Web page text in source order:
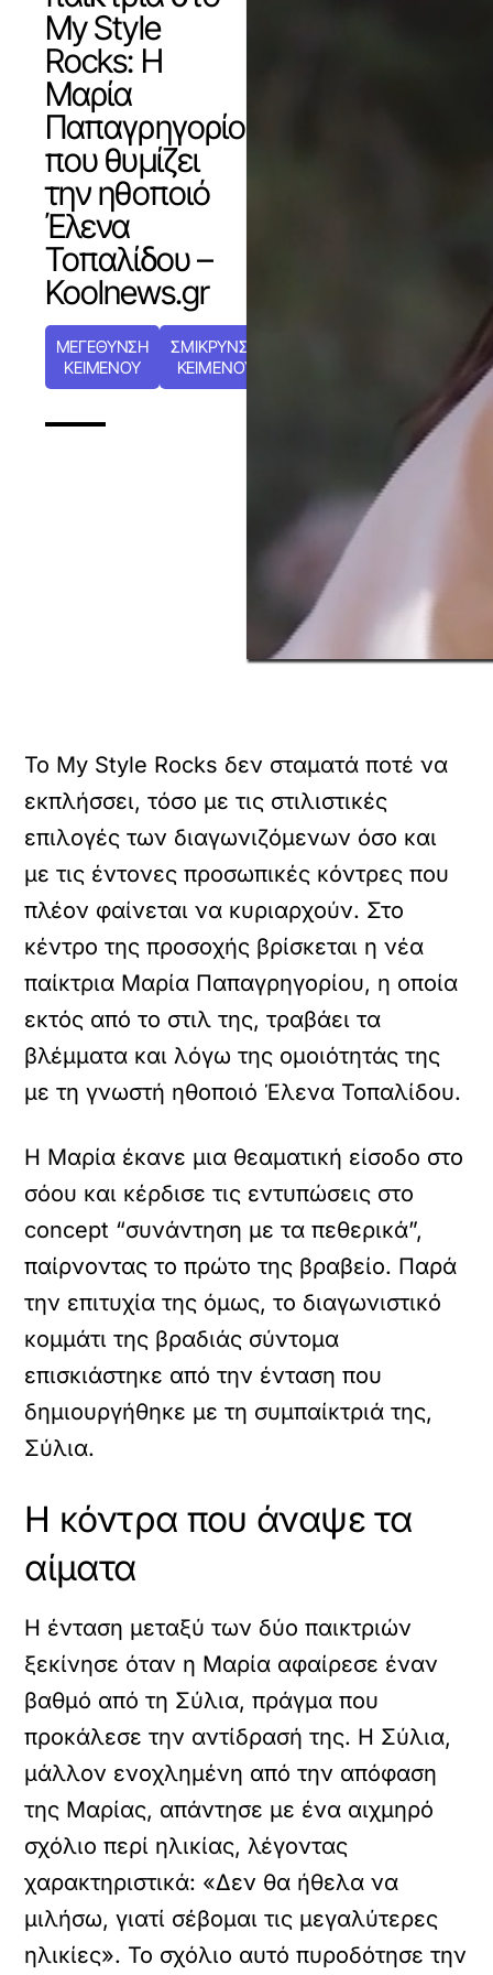
My Style
Rocks: Η
Μαρία
Παπαγρηγορίου
που θυμίζει
την ηθοποιό
Έλενα
Τοπαλίδου –
Koolnews.gr
ΜΕΓΕΘΥΝΣΗ
ΚΕΙΜΕΝΟΥ
ΣΜΙΚΡΥΝΣΗ
ΚΕΙΜΕΝΟΥ
Το My Style Rocks δεν σταματά ποτέ να
εκπλήσσει, τόσο με τις στιλιστικές
επιλογές των διαγωνιζόμενων όσο και
με τις έντονες προσωπικές κόντρες που
πλέον φαίνεται να κυριαρχούν. Στο
κέντρο της προσοχής βρίσκεται η νέα
παίκτρια Μαρία Παπαγρηγορίου, η οποία
εκτός από το στιλ της, τραβάει τα
βλέμματα και λόγω της ομοιότητάς της
με τη γνωστή ηθοποιό Έλενα Τοπαλίδου.
Η Μαρία έκανε μια θεαματική είσοδο στο
σόου και κέρδισε τις εντυπώσεις στο
concept “συνάντηση με τα πεθερικά”,
παίρνοντας το πρώτο της βραβείο. Παρά
την επιτυχία της όμως, το διαγωνιστικό
κομμάτι της βραδιάς σύντομα
επισκιάστηκε από την ένταση που
δημιουργήθηκε με τη συμπαίκτριά της,
Σύλια.
Η κόντρα που άναψε τα
αίματα
Η ένταση μεταξύ των δύο παικτριών
ξεκίνησε όταν η Μαρία αφαίρεσε έναν
βαθμό από τη Σύλια, πράγμα που
προκάλεσε την αντίδρασή της. Η Σύλια,
μάλλον ενοχλημένη από την απόφαση
της Μαρίας, απάντησε με ένα αιχμηρό
σχόλιο περί ηλικίας, λέγοντας
χαρακτηριστικά: «Δεν θα ήθελα να
μιλήσω, γιατί σέβομαι τις μεγαλύτερες
ηλικίες». Το σχόλιο αυτό πυροδότησε την